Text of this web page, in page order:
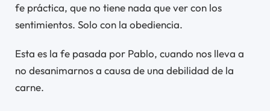
fe práctica, que no tiene nada que ver con los
sentimientos. Solo con la obediencia.
Esta es la fe pasada por Pablo, cuando nos lleva a
no desanimarnos a causa de una debilidad de la
carne.